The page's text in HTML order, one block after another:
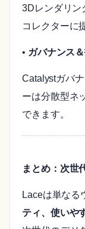
3Dレンダリン
コレクターに
• ガバナンス
Catalystガバ
ーは分散型ネ
できます。
まとめ：次世
Laceは単なる
ティ、使いや